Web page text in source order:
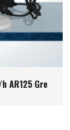
AR125 Gre